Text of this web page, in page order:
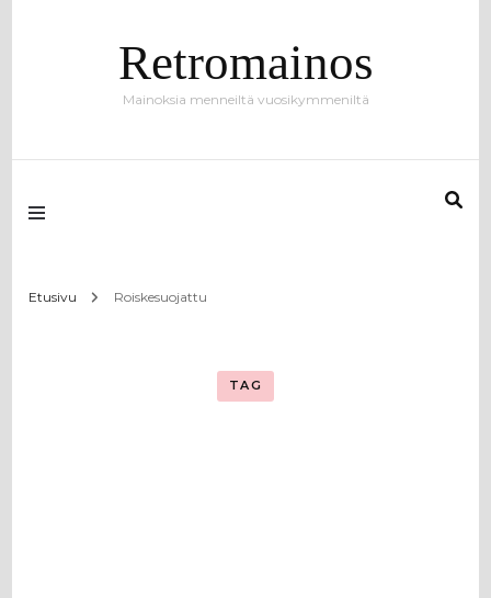
Retromainos
Mainoksia menneiltä vuosikymmeniltä
Etusivu Roiskesuojattu
TAG